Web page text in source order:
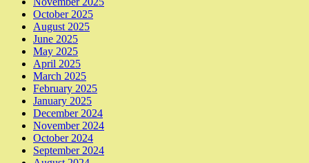
October 2025
August 2025
June 2025
May 2025
April 2025
March 2025
February 2025
January 2025
December 2024
November 2024
October 2024
September 2024